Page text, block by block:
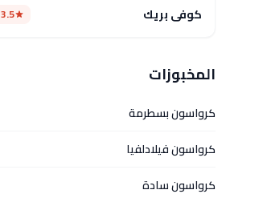
كوفى بريك 3.5
المخبوزات
كرواسون بسطرمة
كرواسون فيلادلفيا
كرواسون سادة